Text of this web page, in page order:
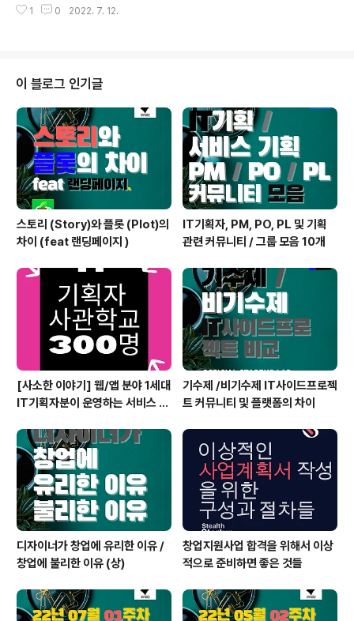
7월 24일 일요일까지 총 합 3.0 만 ..
증기금 제 11회 기보벤처캠프 https://me2.do/Fee3oia
챌린지 8. 본엔젤스 초심캠스 4기 9. 과학벨트 엑셀러레이
팅 프로그램 07월 15일 금요일까지 이번주 07월 15일 금
요일 밤🌙창업자들을 위한 네트워킹 파티가 있습니다!!! 네
트워킹 파티라고 거장하게 이름 붙였지만 캐쥬얼 미팅 정
도 됩니다. 저번 22년 6월 10일 30명이 넘는 ..
1 0 2022. 7. 12.
이 블로그 인기글
스토리 (Story)와 플롯 (Plot)의
차이 (feat 랜딩페이지 )
IT기획자, PM, PO, PL 및 기획
관련 커뮤니티 / 그룹 모음 10개
[사소한 이야기] 웹/앱 분야 1세대
IT기획자분이 운영하는 서비스 기
기수제 /비기수제 IT사이드프로젝
트 커뮤니티 및 플랫폼의 차이
디자이너가 창업에 유리한 이유 /
창업에 불리한 이유 (상)
창업지원사업 합격을 위해서 이상
적으로 준비하면 좋은 것들